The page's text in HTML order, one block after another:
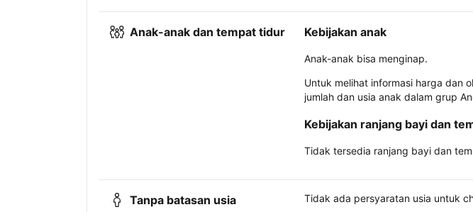
Anak-anak dan tempat tidur Kebijakan anak
Anak-anak bisa menginap.
Untuk melihat informasi harga dan
jumlah dan usia anak dalam grup
Kebijakan ranjang bayi dan
Tidak tersedia ranjang bayi dan
Tanpa batasan usia Tidak ada persyaratan usia untuk